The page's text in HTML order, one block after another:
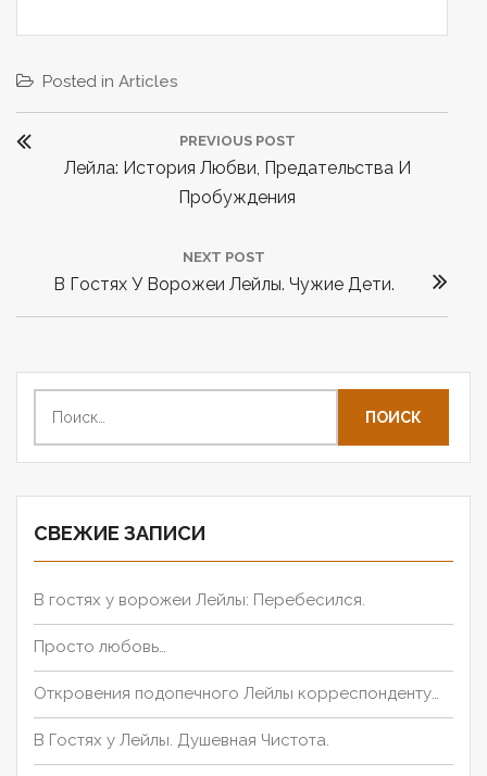
Posted in Articles
Н
ц
я
з
а
и
м
PREVIOUS POST
P
I
O
S
S
Лейла: История Любви, Предательства И
Пробуждения
NEXT POST
N
E
T
S
В Гостях У Ворожеи Лейлы. Чужие Дети.
:СВЕЖИЕ ЗАПИСИ
В гостях у ворожеи Лейлы: Перебесился.
Просто любовь…
Откровения подопечного Лейлы корреспонденту…
В Гостях у Лейлы. Душевная Чистота.